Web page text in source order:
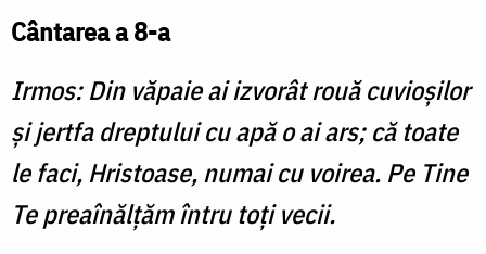
Cântarea a 8-a
Irmos: Din văpaie ai izvorât rouă cuvioşilor
şi jertfa dreptului cu apă o ai ars; că toate
le faci, Hristoase, numai cu voirea. Pe Tine
Te preaînălţăm întru toţi vecii.